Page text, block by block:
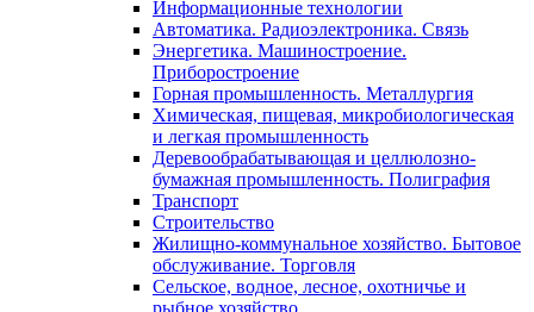
Информационные технологии
Автоматика. Радиоэлектроника. Связь
Энергетика. Машиностроение.
Приборостроение
Горная промышленность. Металлургия
Химическая, пищевая, микробиологическая
и легкая промышленность
Деревообрабатывающая и целлюлозно-
бумажная промышленность. Полиграфия
Транспорт
Строительство
Жилищно-коммунальное хозяйство. Бытовое
обслуживание. Торговля
Сельское, водное, лесное, охотничье и
рыбное хозяйство